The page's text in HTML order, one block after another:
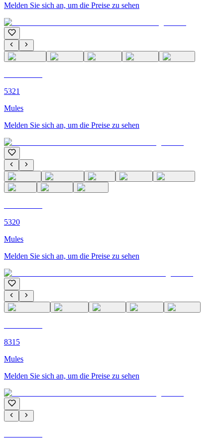
Melden Sie sich an, um die Preise zu sehen
5321
Mules
Melden Sie sich an, um die Preise zu sehen
5320
Mules
Melden Sie sich an, um die Preise zu sehen
8315
Mules
Melden Sie sich an, um die Preise zu sehen